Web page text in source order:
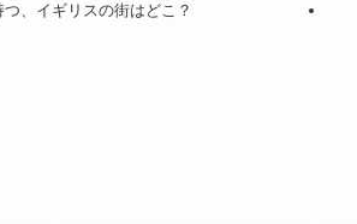
、イギリスの街はどこ？